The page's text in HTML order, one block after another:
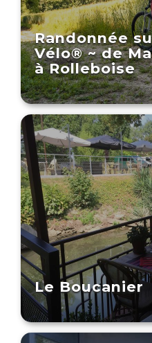
Randonnée
Vélo® ~ de
à Rolleboise
Le Boucanier